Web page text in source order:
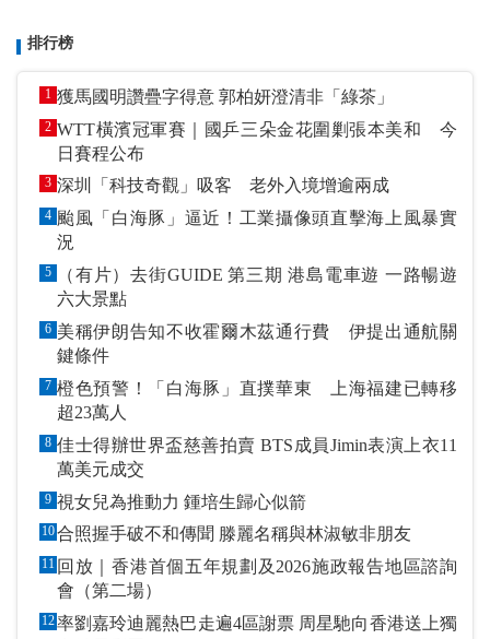
排行榜
1 獲馬國明讚疊字得意 郭柏妍澄清非「綠茶」
2 WTT橫濱冠軍賽｜國乒三朵金花圍剿張本美和 今
日賽程公布
3 深圳「科技奇觀」吸客 老外入境增逾兩成
4 颱風「白海豚」逼近！工業攝像頭直擊海上風暴實
況
5
（有片）去街GUIDE 第三期 港島電車遊 一路暢遊
六大景點
6 美稱伊朗告知不收霍爾木茲通行費 伊提出通航關
鍵條件
7 橙色預警！「白海豚」直撲華東 上海福建已轉移
超23萬人
8 佳士得辦世界盃慈善拍賣 BTS成員Jimin表演上衣11
萬美元成交
9 視女兒為推動力 鍾培生歸心似箭
10 合照握手破不和傳聞 滕麗名稱與林淑敏非朋友
11 回放｜香港首個五年規劃及2026施政報告地區諮詢
會（第二場）
12率劉嘉玲迪麗熱巴走遍4區謝票 周星馳向香港送上獨